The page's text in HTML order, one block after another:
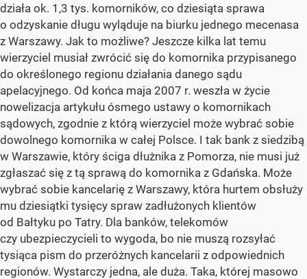
działa ok. 1,3 tys. komorników, co dziesiąta sprawa
o odzyskanie długu wyląduje na biurku jednego mecenasa
z Warszawy. Jak to możliwe? Jeszcze kilka lat temu
wierzyciel musiał zwrócić się do komornika przypisanego
do określonego regionu działania danego sądu
apelacyjnego. Od końca maja 2007 r. weszła w życie
nowelizacja artykułu ósmego ustawy o komornikach
sądowych, zgodnie z którą wierzyciel może wybrać sobie
dowolnego komornika w całej Polsce. I tak bank z siedzibą
w Warszawie, który ściga dłużnika z Pomorza, nie musi już
zgłaszać się z tą sprawą do komornika z Gdańska. Może
wybrać sobie kancelarię z Warszawy, która hurtem obsłuży
mu dziesiątki tysięcy spraw zadłużonych klientów
od Bałtyku po Tatry. Dla banków, telekomów
czy ubezpieczycieli to wygoda, bo nie muszą rozsyłać
tysiąca pism do przeróżnych kancelarii z odpowiednich
regionów. Wystarczy jedna, ale duża. Taka, której masowo